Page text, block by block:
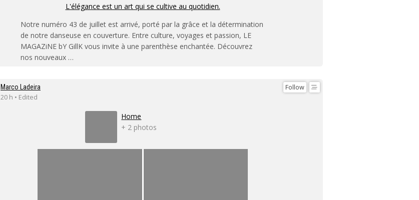
L'élégance est un art qui se cultive au quotidien.
Notre numéro 43 de juillet est arrivé, porté par la grâce et la détermination
de notre danseuse en couverture. Entre culture, voyages et passion, LE
MAGAZiNE bY GillK vous invite à une parenthèse enchantée. Découvrez
nos nouveaux …
Follow
Marco Ladeira
20 h • Edited
Home
+ 2 photos